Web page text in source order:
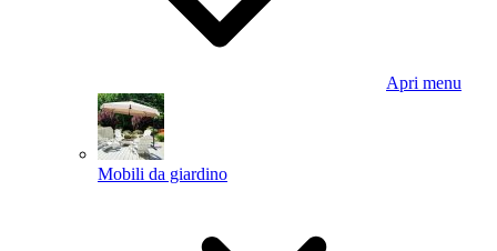
Apri menu
Mobili da giardino